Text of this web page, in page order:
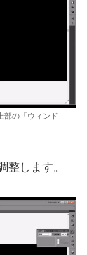
部の「ウィンド
します。